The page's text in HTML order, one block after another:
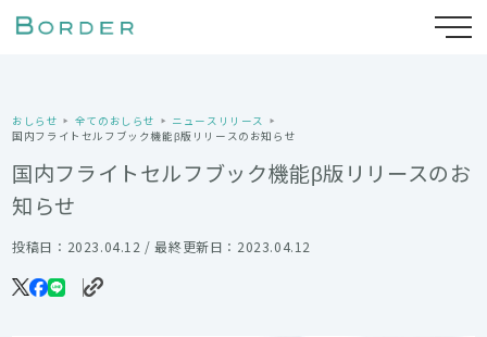
おしらせ 全てのおしらせ
ニュースリリース
国内フライトセルフブック機能β版リリースのお知らせ
国内フライトセルフブック機能β版リリースのお
知らせ
投稿日：2023.04.12 / 最終更新日：2023.04.12